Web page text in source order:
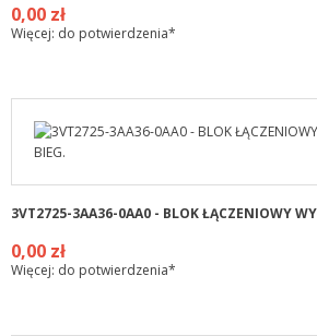
0,00 zł
Więcej: do potwierdzenia*
3VT2725-3AA36-0AA0 - BLOK ŁĄCZENIOWY
0,00 zł
Więcej: do potwierdzenia*